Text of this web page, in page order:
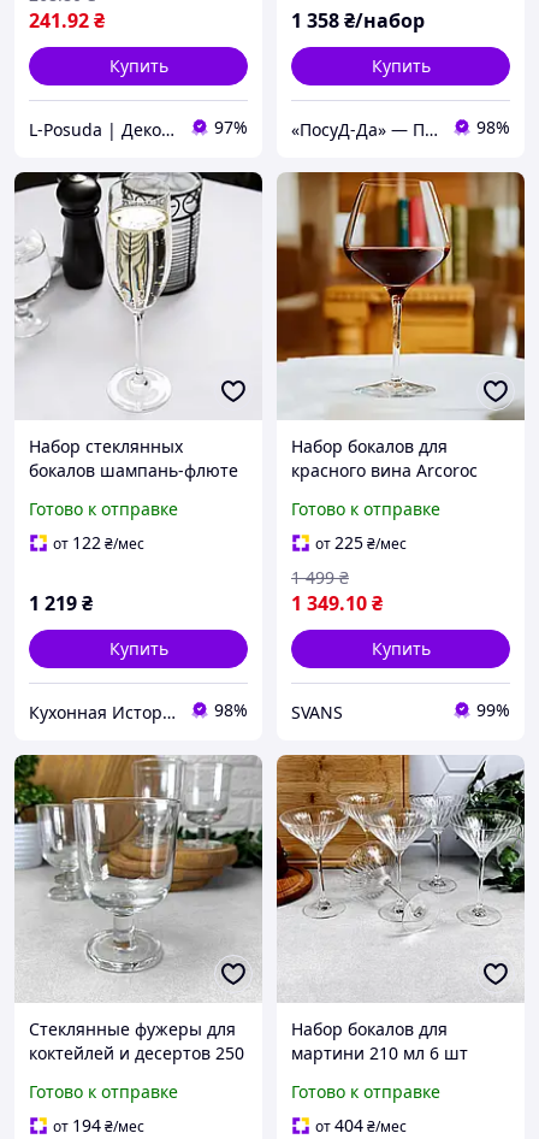
241.92₴
Купить
L-Posuda | Декор та посуда для вашего дома 97%
1 358₴/набор
Купить
«ПосуД-Да» — Посуда, Подарки, Товары для дома 98%
Набор стеклянных
бокалов шампань-флюте
240 мл (D0796)
Готово к отправке
от 122₴/мес
1 219₴
Купить
Кухонная История - товары для кухни и дома 98%
Набор бокалов для
красного вина Arcoroc
(N4742)
Готово к отправке
от225₴/мес
1 349.10₴
1 499 ₴
Купить
SVANS 99%
Стеклянные фужеры для
коктейлей и десертов 250
Resto Stemglass (L9392)
Готово к отправке
от 194₴/мес
Набор бокалов для
мартини 210 мл 6 шт
Готово к отправке
от404₴/мес